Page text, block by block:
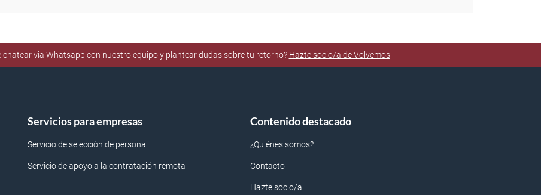
chatear via Whatsapp con nuestro equipo y plantear dudas sobre tu retorno? Hazte socio/a de Volvemos
Servicios para empresas
Servicio de selección de personal
Servicio de apoyo a la contratación remota
Contenido destacado
¿Quiénes somos?
Contacto
Hazte socio/a